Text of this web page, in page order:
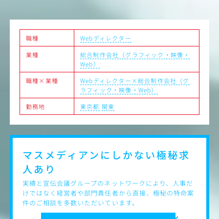
DSP等）の効果検証
・施策の企画・提案：検証結果をもとにした、サイト最適
化のための次の施策立案
・UI・UXの改善：現場へのヒアリング（ユーザーの声や使
い勝手の回収）に基づいた、最適なサイト設計
データ分析だけでなく、クリニックの「現場の声」を大切
にしながら、
集客に直結するサイト改善を行えるのがこの仕事の面白さ
です。
輩が並走しながら実践教育（OJT）を行います。あなたの
スキルに合わせて、できるところからお任せしていきま
す。
【ステップアップのイメージ】
Step 1：まずはWeb制作からスタート
ページ構成の企画、HTML・CSSコーディング、
デザイン、LP（ランディングページ）の設計など、
クリエイティブの基礎を実践します。
職種
Webディレクター
業種
総合制作会社（グラフィック・映像・
Web）
職種×業種
Webディレクター×総合制作会社（グ
ラフィック・映像・Web）
勤務地
東京都 関東
マスメディアンにしかない極秘求
人あり
実績と宣伝会議グループのネットワークにより、人事だ
けではなく経営者や部門責任者から直接、極秘の特命案
件のご相談を多数いただいています。